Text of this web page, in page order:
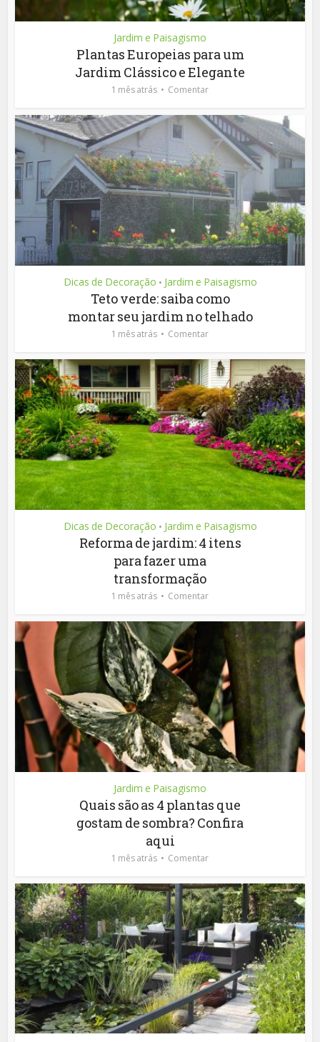
Jardim e Paisagismo
Plantas Europeias para um
Jardim Clássico e Elegante
1 mês atrás Comentar
Dicas de Decoração • Jardim e Paisagismo
Teto verde: saiba como
montar seu jardim no telhado
1 mês atrás Comentar
Dicas de Decoração • Jardim e Paisagismo
Reforma de jardim: 4 itens
para fazer uma
transformação
1 mês atrás Comentar
Jardim e Paisagismo
Quais são as 4 plantas que
gostam de sombra? Confira
aqui
1 mês atrás Comentar